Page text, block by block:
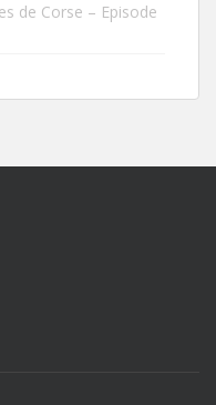
de Corse – Episode